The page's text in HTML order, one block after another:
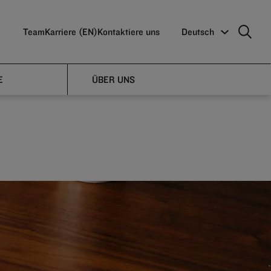
TeamKarriere (EN)Kontaktiere uns Deutsch
ÜBER UNS